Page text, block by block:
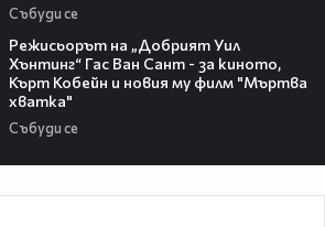
Събуди се
Режисьорът на „Добрият Уил
Хънтинг“ Гас Ван Сант - за киното,
Кърт Кобейн и новия му филм "Мъртва
хватка"
Събуди се